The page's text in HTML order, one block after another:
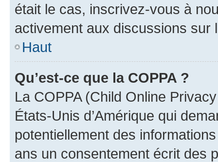
était le cas, inscrivez-vous à
activement aux discussions sur
Haut
Qu’est-ce que la COPPA ?
La COPPA (Child Online
États-Unis d’Amérique qui
potentiellement des
ans un consentement écrit des